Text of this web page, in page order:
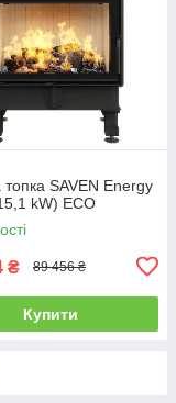
топка SAVEN Energy
kW) ECO
₴ 89 456 ₴
Купити